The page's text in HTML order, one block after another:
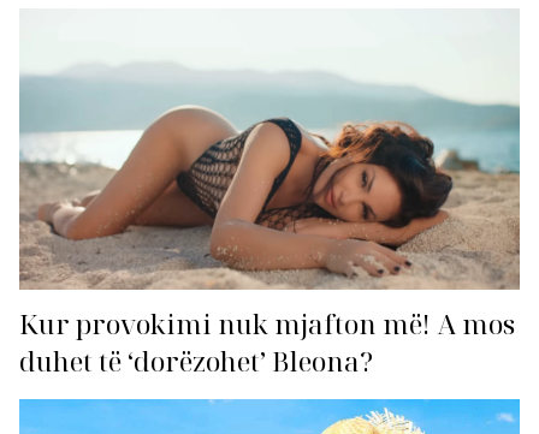
Kur provokimi nuk mjafton më! A mos
duhet të ‘dorëzohet’ Bleona?